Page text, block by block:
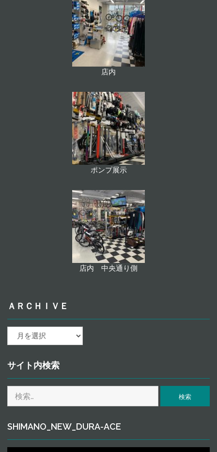
店内
ポンプ展示
店内 中央通り側
ＡＲＣＨＩＶＥ
ｈ
ｖ
サイト内検索
SHIMANO_NEW_DURA-ACE